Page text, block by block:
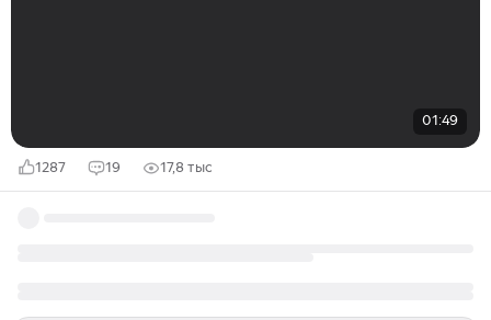
01:49
1287 19 17,8 тыс